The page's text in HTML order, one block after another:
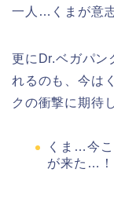
一人…くまが意
更にDr.ベガパ
れるのも、今は
クの衝撃に期待
くま…今
が来た…！